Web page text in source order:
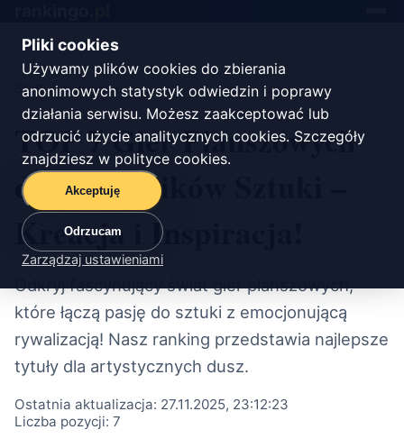
Pliki cookies
Używamy plików cookies do zbierania
anonimowych statystyk odwiedzin i poprawy
działania serwisu. Możesz zaakceptować lub
odrzucić użycie analitycznych cookies. Szczegóły
znajdziesz w polityce cookies.
Akceptuję
Odrzucam
Zarządzaj ustawieniami
Start/rozrywka
TOP 7 Gier Planszowych
dla Miłośników Sztuki –
Kreacja i Inspiracja!
Odkryj fascynujący świat gier planszowych,
które łączą pasję do sztuki z emocjonującą
rywalizacją! Nasz ranking przedstawia najlepsze
tytuły dla artystycznych dusz.
Ostatnia aktualizacja: 27.11.2025, 23:12:23
Liczba pozycji: 7